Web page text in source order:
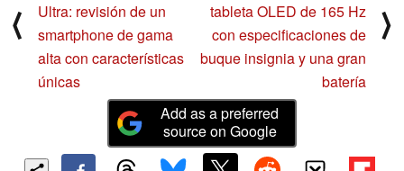
⟨
Ultra: revisión de un
smartphone de gama
alta con características
únicas
tableta OLED de 165 Hz
con especificaciones de
buque insignia y una gran
batería
⟩
Add as a preferred
source on Google